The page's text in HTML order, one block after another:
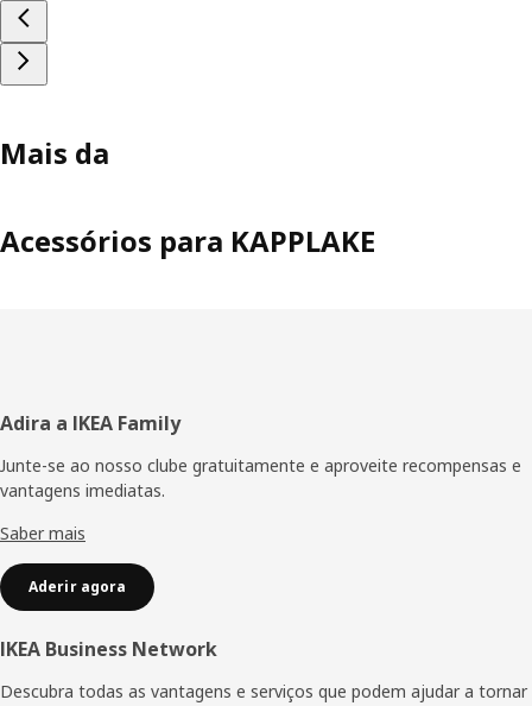
Mais da
Acessórios para KAPPLAKE
Rodapé
Adira a IKEA Family
Junte-se ao nosso clube gratuitamente e aproveite recompensas e
vantagens imediatas.
Saber mais
Aderir agora
IKEA Business Network
Descubra todas as vantagens e serviços que podem ajudar a tornar